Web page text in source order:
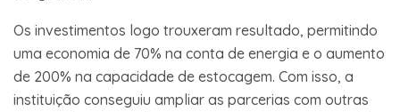
Os investimentos logo trouxeram resultado, permitindo
uma economia de 70% na conta de energia e o aumento
de 200% na capacidade de estocagem. Com isso, a
instituição conseguiu ampliar as parcerias com outras